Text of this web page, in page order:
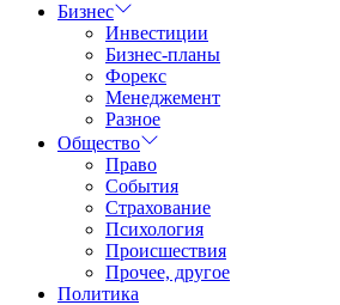
Бизнес
Инвестиции
Бизнес-планы
Форекс
Менеджемент
Разное
Общество
Право
События
Страхование
Психология
Происшествия
Прочее, другое
Политика